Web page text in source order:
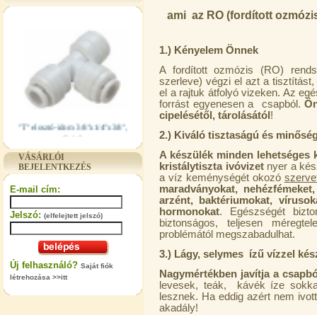
Quick
360,-Ft
320,-Ft
---------
VÁSÁRLÓI
BEJELENTKEZÉS
E-mail cím:
Jelszó: (elfelejtett jelszó)
Új felhasználó? Saját fiók
létrehozása >>itt
ami az RO (fordított
1.) Kényelem Önnek
A fordított ozmózis (RO)
szerleve) végzi el azt a
el a rajtuk átfolyó vizeken. Az
forrást egyenesen a csapból.
cipelésétől, tárolásától !
2.) Kiváló tisztaságú és
A készülék minden
kristálytiszta ivóvizetnyer a
a víz keménységét okozó
maradványokat,
arzént, baktériumokat,
hormonokat. Egészségét
biztonságos, teljesen
problémától megszabadulhat.
3.) Lágy, selymes ízű vízzel
Nagymértékben javítja a
levesek, teák, kávék íze
lesznek. Ha eddig azért nem
akadály!